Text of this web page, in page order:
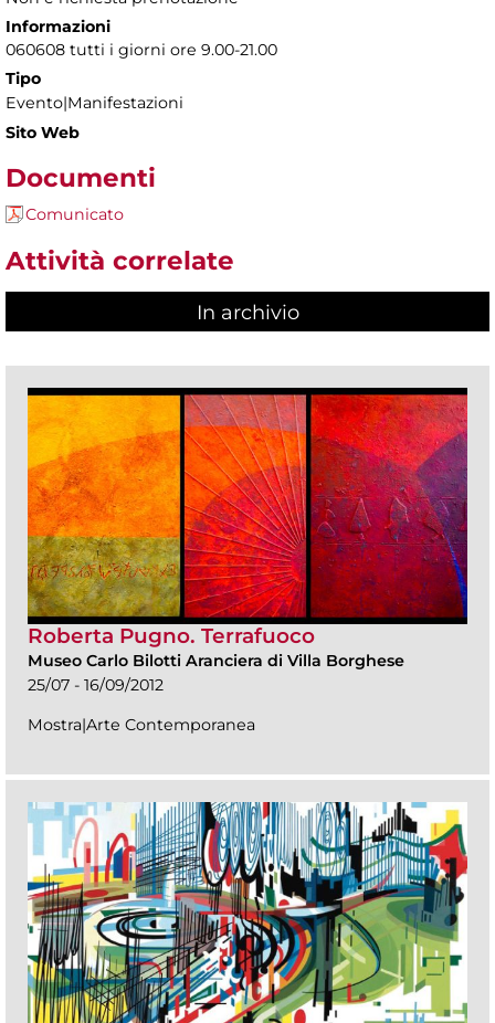
Informazioni
060608 tutti i giorni ore 9.00-21.00
Tipo
Evento|Manifestazioni
Sito Web
Documenti
Comunicato
Attività correlate
In archivio
Roberta Pugno. Terrafuoco
Museo Carlo Bilotti Aranciera di Villa Borghese
25/07 - 16/09/2012
Mostra|Arte Contemporanea